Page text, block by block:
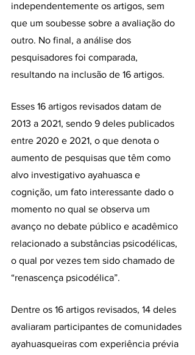
independentemente os artigos, sem
que um soubesse sobre a avaliação do
outro. No final, a análise dos
pesquisadores foi comparada,
resultando na inclusão de 16 artigos.
Esses 16 artigos revisados datam de
2013 a 2021, sendo 9 deles publicados
entre 2020 e 2021, o que denota o
aumento de pesquisas que têm como
alvo investigativo ayahuasca e
cognição, um fato interessante dado o
momento no qual se observa um
avanço no debate público e acadêmico
relacionado a substâncias psicodélicas,
o qual por vezes tem sido chamado de
“renascença psicodélica”.
Dentre os 16 artigos revisados, 14 deles
avaliaram participantes de comunidades
ayahuasqueiras com experiência prévia